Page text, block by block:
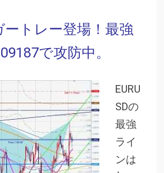
ートレー登場！最強
で攻防中。
EURU
SDの
最強
ライ
ンは